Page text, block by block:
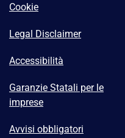
Cookie
Legal Disclaimer
Accessibilità
Garanzie Statali per le
imprese
Avvisi obbligatori